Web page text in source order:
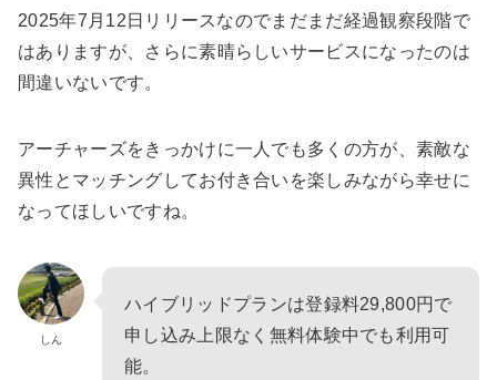
2025年7月12日リリースなのでまだまだ経過観察段階で
はありますが、さらに素晴らしいサービスになったのは
間違いないです。
アーチャーズをきっかけに一人でも多くの方が、素敵な
異性とマッチングしてお付き合いを楽しみながら幸せに
なってほしいですね。
しん
ハイブリッドプランは登録料29,800円で
申し込み上限なく無料体験中でも利用可
能。